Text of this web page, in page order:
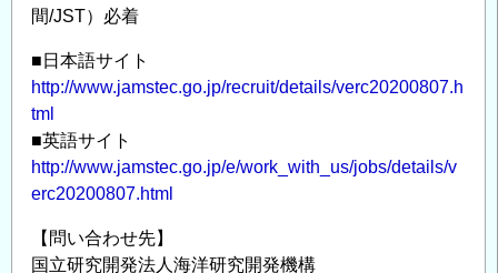
間/JST）必着
■日本語サイト
http://www.jamstec.go.jp/recruit/details/verc20200807.h
tml
■英語サイト
http://www.jamstec.go.jp/e/work_with_us/jobs/details/v
erc20200807.html
【問い合わせ先】
国立研究開発法人海洋研究開発機構